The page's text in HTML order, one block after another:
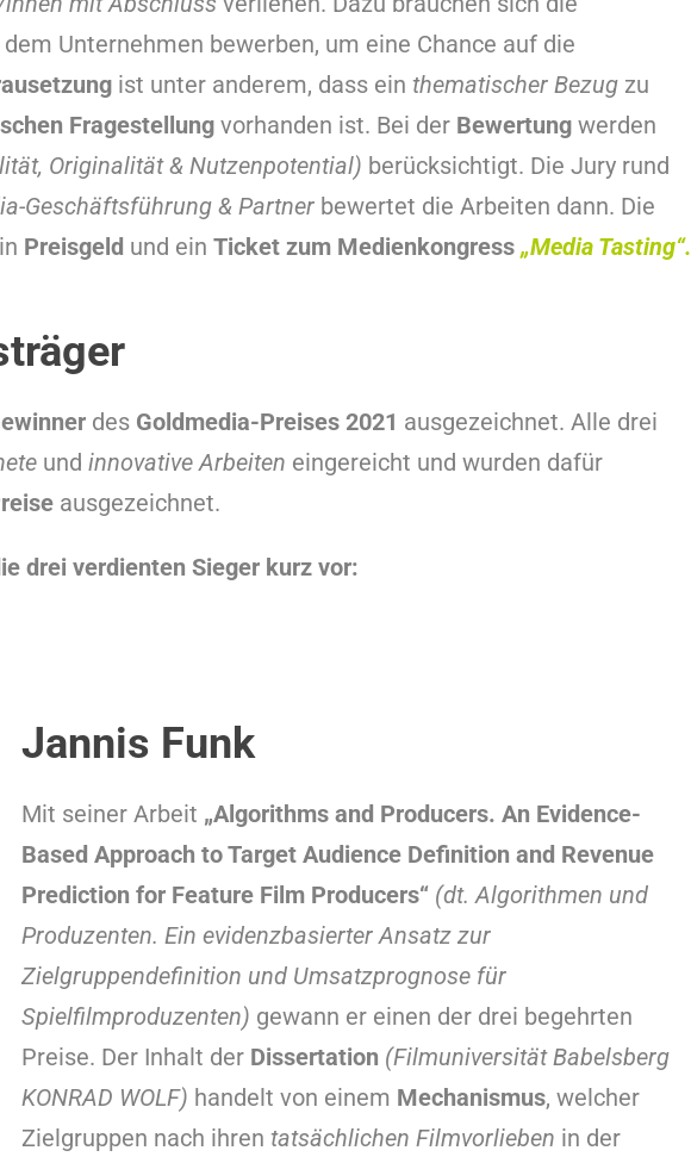
dem Unternehmen bewerben, um eine Chance auf die
ist unter anderem, dass ein thematischer Bezug zu
Fragestellung vorhanden ist. Bei der Bewertung werden
Originalität & Nutzenpotential) berücksichtigt. Die Jury rund
Geschäftsführung & Partner bewertet die Arbeiten dann. Die
Preisgeld und ein Ticket zum Medienkongress „Media Tasting“.
des Goldmedia-Preises 2021 ausgezeichnet. Alle drei
und innovative Arbeiten eingereicht und wurden dafür
ausgezeichnet.
drei verdienten Sieger kurz vor:
Jannis Funk
Mit seiner Arbeit „Algorithms and Producers. An Evidence-
Based Approach to Target Audience Definition and Revenue
Prediction for Feature Film Producers“ (dt. Algorithmen und
Produzenten. Ein evidenzbasierter Ansatz zur
Zielgruppendefinition und Umsatzprognose für
Spielfilmproduzenten) gewann er einen der drei begehrten
Preise. Der Inhalt der Dissertation (Filmuniversität Babelsberg
KONRAD WOLF) handelt von einem Mechanismus, welcher
Zielgruppen nach ihren tatsächlichen Filmvorlieben in der